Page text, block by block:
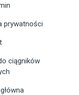
prywatności
ciągników